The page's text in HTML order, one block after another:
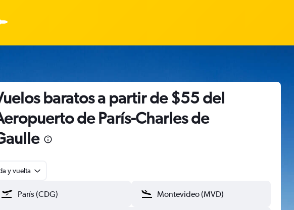
baratos a partir de $55 del
de París-Charles de
y vuelta